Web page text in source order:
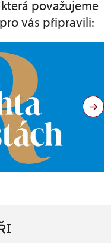
považujeme
vás připravili: